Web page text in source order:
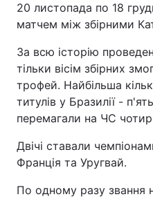
20 листопада по 18
матчем між збірними
За всю історію
тільки вісім збірних
трофей. Найбільша
титулів у Бразилії -
перемагали на ЧС
Двічі ставали
Франція та Уругвай.
По одному разу звання